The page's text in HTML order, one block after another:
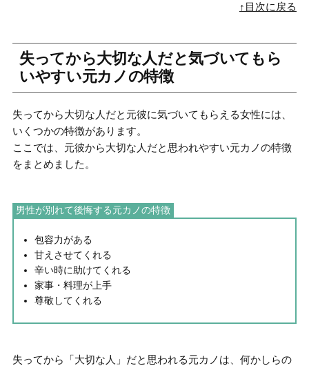
↑目次に戻る
失ってから大切な人だと気づいてもら
いやすい元カノの特徴
失ってから大切な人だと元彼に気づいてもらえる女性には、
いくつかの特徴があります。
ここでは、 元彼から大切な人だと思われやすい元カノの特徴
をまとめました。
男性が別れて後悔する元カノの特徴
包容力がある
甘えさせてくれる
辛い時に助けてくれる
家事・料理が上手
尊敬してくれる
失ってから「大切な人」だと思われる元カノは、 何かしらの